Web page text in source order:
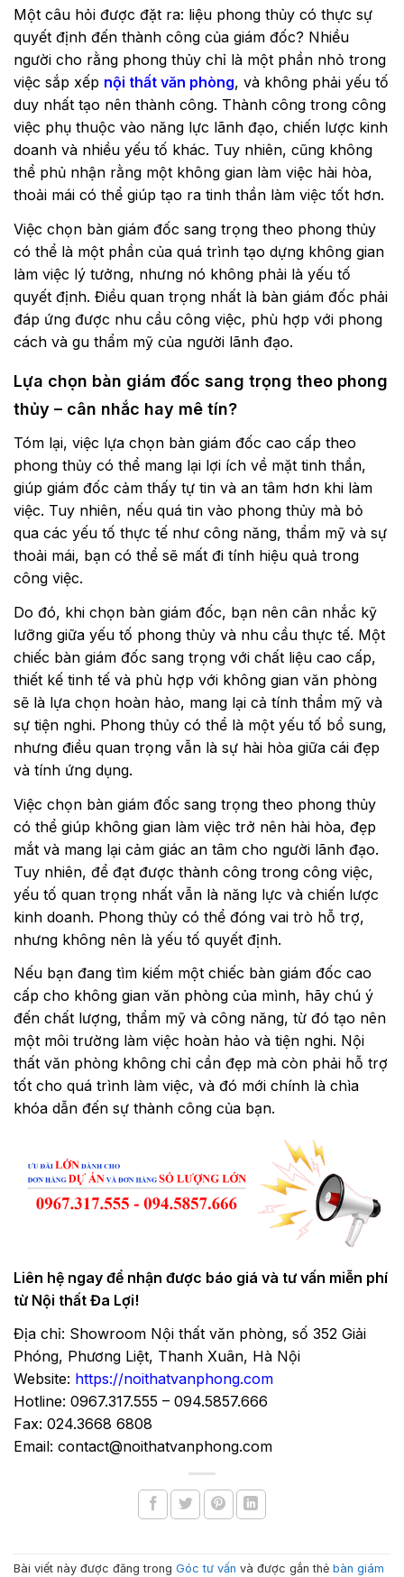
Một câu hỏi được đặt ra: liệu phong thủy có thực sự
quyết định đến thành công của giám đốc? Nhiều
người cho rằng phong thủy chỉ là một phần nhỏ trong
việc sắp xếp nội thất văn phòng, và không phải yếu tố
duy nhất tạo nên thành công. Thành công trong công
việc phụ thuộc vào năng lực lãnh đạo, chiến lược kinh
doanh và nhiều yếu tố khác. Tuy nhiên, cũng không
thể phủ nhận rằng một không gian làm việc hài hòa,
thoải mái có thể giúp tạo ra tinh thần làm việc tốt hơn.
Việc chọn bàn giám đốc sang trọng theo phong thủy
có thể là một phần của quá trình tạo dựng không gian
làm việc lý tưởng, nhưng nó không phải là yếu tố
quyết định. Điều quan trọng nhất là bàn giám đốc phải
đáp ứng được nhu cầu công việc, phù hợp với phong
cách và gu thẩm mỹ của người lãnh đạo.
Lựa chọn bàn giám đốc sang trọng theo phong
thủy – cân nhắc hay mê tín?
Tóm lại, việc lựa chọn bàn giám đốc cao cấp theo
phong thủy có thể mang lại lợi ích về mặt tinh thần,
giúp giám đốc cảm thấy tự tin và an tâm hơn khi làm
việc. Tuy nhiên, nếu quá tin vào phong thủy mà bỏ
qua các yếu tố thực tế như công năng, thẩm mỹ và sự
thoải mái, bạn có thể sẽ mất đi tính hiệu quả trong
công việc.
Do đó, khi chọn bàn giám đốc, bạn nên cân nhắc kỹ
lưỡng giữa yếu tố phong thủy và nhu cầu thực tế. Một
chiếc bàn giám đốc sang trọng với chất liệu cao cấp,
thiết kế tinh tế và phù hợp với không gian văn phòng
sẽ là lựa chọn hoàn hảo, mang lại cả tính thẩm mỹ và
sự tiện nghi. Phong thủy có thể là một yếu tố bổ sung,
nhưng điều quan trọng vẫn là sự hài hòa giữa cái đẹp
và tính ứng dụng.
Việc chọn bàn giám đốc sang trọng theo phong thủy
có thể giúp không gian làm việc trở nên hài hòa, đẹp
mắt và mang lại cảm giác an tâm cho người lãnh đạo.
Tuy nhiên, để đạt được thành công trong công việc,
yếu tố quan trọng nhất vẫn là năng lực và chiến lược
kinh doanh. Phong thủy có thể đóng vai trò hỗ trợ,
nhưng không nên là yếu tố quyết định.
Nếu bạn đang tìm kiếm một chiếc bàn giám đốc cao
cấp cho không gian văn phòng của mình, hãy chú ý
đến chất lượng, thẩm mỹ và công năng, từ đó tạo nên
một môi trường làm việc hoàn hảo và tiện nghi. Nội
thất văn phòng không chỉ cần đẹp mà còn phải hỗ trợ
tốt cho quá trình làm việc, và đó mới chính là chìa
khóa dẫn đến sự thành công của bạn.
Liên hệ ngay để nhận được báo giá và tư vấn miễn phí
từ Nội thất Đa Lợi!
Địa chỉ: Showroom Nội thất văn phòng, số 352 Giải
Phóng, Phương Liệt, Thanh Xuân, Hà Nội
Website: https://noithatvanphong.com
Hotline: 0967.317.555 – 094.5857.666
Fax: 024.3668 6808
Email: contact@noithatvanphong.com
Bài viết này được đăng trong Góc tư vấn và được gắn thẻ bàn giám